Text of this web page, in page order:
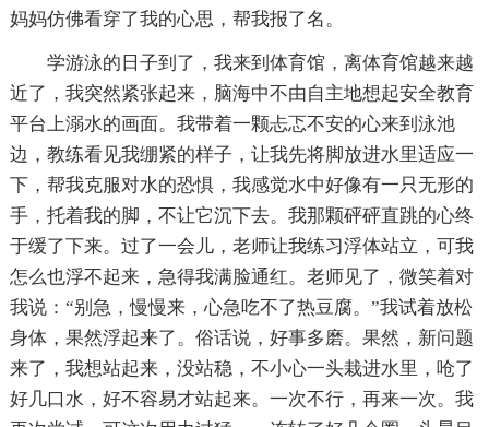
妈妈仿佛看穿了我的心思，帮我报了名。
学游泳的日子到了，我来到体育馆，离体育馆越来越
近了，我突然紧张起来，脑海中不由自主地想起安全教育
平台上溺水的画面。我带着一颗忐忑不安的心来到泳池
边，教练看见我绷紧的样子，让我先将脚放进水里适应一
下，帮我克服对水的恐惧，我感觉水中好像有一只无形的
手，托着我的脚，不让它沉下去。我那颗砰砰直跳的心终
于缓了下来。过了一会儿，老师让我练习浮体站立，可我
怎么也浮不起来，急得我满脸通红。老师见了，微笑着对
我说：“别急，慢慢来，心急吃不了热豆腐。”我试着放松
身体，果然浮起来了。俗话说，好事多磨。果然，新问题
来了，我想站起来，没站稳，不小心一头栽进水里，呛了
好几口水，好不容易才站起来。一次不行，再来一次。我